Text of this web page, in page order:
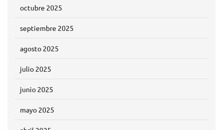
octubre 2025
septiembre 2025
agosto 2025
julio 2025
junio 2025
mayo 2025